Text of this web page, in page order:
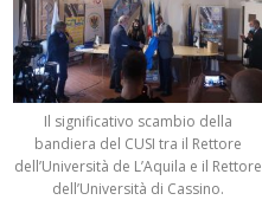
Il significativo scambio della
bandiera del CUSI tra il Rettore
dell’Università de L’Aquila e il Rettore
dell’Università di Cassino.